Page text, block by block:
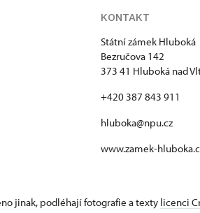
KONTAKT
Státní zámek Hluboká
Bezručova 142
373 41 Hluboká nad
+420 387 843 911
hluboka@npu.cz
www.zamek-
jinak, podléhají fotografie a texty licenci